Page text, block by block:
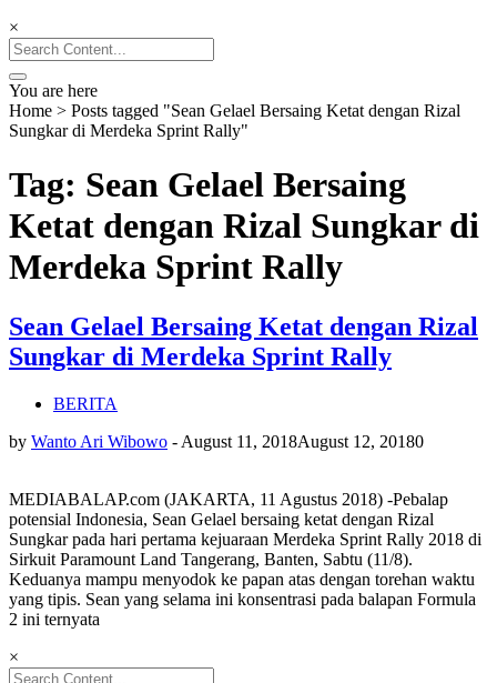
×
Search
for:
You are here
Home > Posts tagged "Sean Gelael Bersaing Ketat dengan Rizal
Sungkar di Merdeka Sprint Rally"
Tag: Sean Gelael Bersaing
Ketat dengan Rizal Sungkar di
Merdeka Sprint Rally
Sean Gelael Bersaing Ketat dengan Rizal
Sungkar di Merdeka Sprint Rally
BERITA
by Wanto Ari Wibowo - August 11, 2018August 12, 20180
MEDIABALAP.com (JAKARTA, 11 Agustus 2018) -Pebalap
potensial Indonesia, Sean Gelael bersaing ketat dengan Rizal
Sungkar pada hari pertama kejuaraan Merdeka Sprint Rally 2018 di
Sirkuit Paramount Land Tangerang, Banten, Sabtu (11/8).
Keduanya mampu menyodok ke papan atas dengan torehan waktu
yang tipis. Sean yang selama ini konsentrasi pada balapan Formula
2 ini ternyata
×
Search